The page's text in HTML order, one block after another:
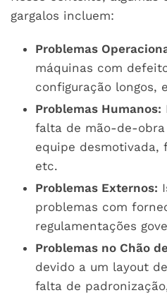
gargalos incluem:
Problemas
máquinas com
configuração longos,
Problemas Humanos:
falta de mão-de-
equipe desmotivada,
etc.
Problemas Externos:
problemas com
regulamentações
Problemas no Chão
devido a um layout
falta de